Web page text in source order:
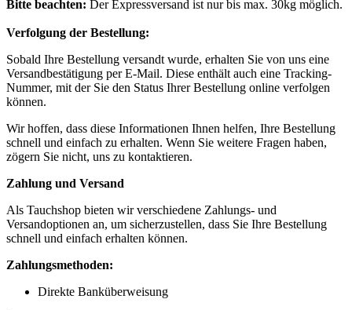
Bitte beachten: Der Expressversand ist nur bis max. 30kg möglich.
Verfolgung der Bestellung:
Sobald Ihre Bestellung versandt wurde, erhalten Sie von uns eine
Versandbestätigung per E-Mail. Diese enthält auch eine Tracking-
Nummer, mit der Sie den Status Ihrer Bestellung online verfolgen
können.
Wir hoffen, dass diese Informationen Ihnen helfen, Ihre Bestellung
schnell und einfach zu erhalten. Wenn Sie weitere Fragen haben,
zögern Sie nicht, uns zu kontaktieren.
Zahlung und Versand
Als Tauchshop bieten wir verschiedene Zahlungs- und
Versandoptionen an, um sicherzustellen, dass Sie Ihre Bestellung
schnell und einfach erhalten können.
Zahlungsmethoden:
Direkte Banküberweisung